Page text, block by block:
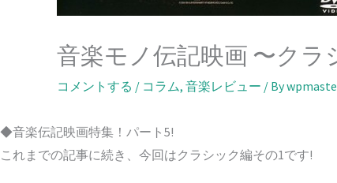
音楽モノ伝記映画 〜クラ
コメントする / コラム, 音楽レビュー / By
◆音楽伝記映画特集！パート5!
これまでの記事に続き、今回はクラシック編その1です!